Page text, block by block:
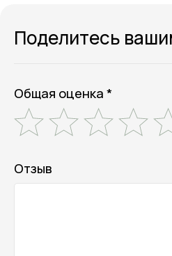
Поделитесь
Общая оценка *
Отзыв